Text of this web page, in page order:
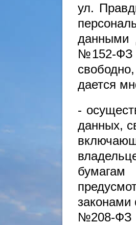
ул.
данными
№152-ФЗ
дается
-
данных,
№208-ФЗ